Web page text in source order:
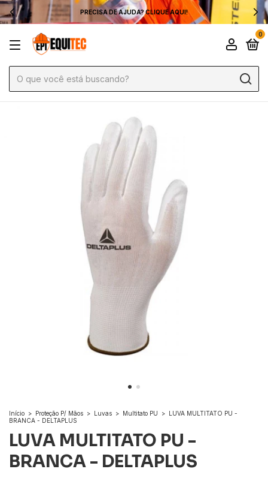
PRECISA DE AJUDA? CLIQUE AQUI!
0
Início > Proteção P/ Mãos > Luvas > Multitato PU > LUVA MULTITATO PU -
BRANCA - DELTAPLUS
LUVA MULTITATO PU -
BRANCA - DELTAPLUS